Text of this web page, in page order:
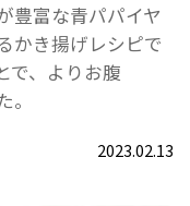
豊富な青パパイヤ
かき揚げレシピで
で、よりお腹
2023.02.13